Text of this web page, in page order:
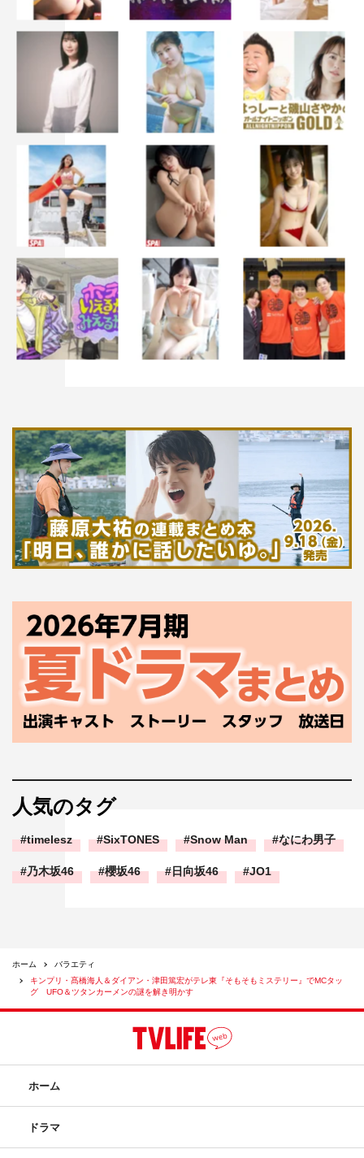
人気のタグ
timelesz SixTONES Snow Man なにわ男子
乃木坂46 櫻坂46 日向坂46 JO1
ホーム
バラエティ
キンプリ・髙橋海人＆ダイアン・津田篤宏がテレ東『そもそもミステリー』でMCタッ
グ UFO＆ツタンカーメンの謎を解き明かす
ホーム
ドラマ